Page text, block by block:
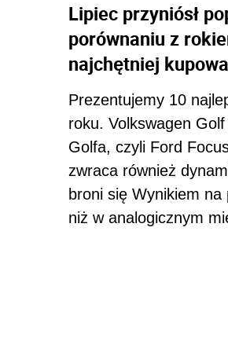
Lipiec przyniósł
porównaniu z
najchętniej
Prezentujemy 10
roku. Volkswagen
Golfa, czyli Ford
zwraca również
broni się Wynikiem
niż w analogicznym